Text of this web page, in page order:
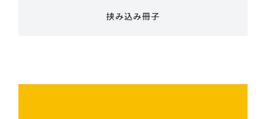
挟み込み冊子